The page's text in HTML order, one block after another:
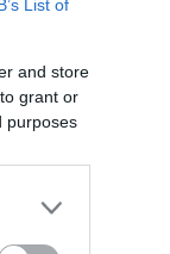
List of
and store
grant or
purposes